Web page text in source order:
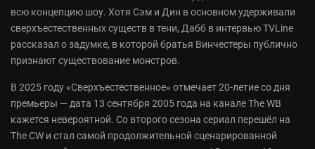
всю концепцию шоу. Хотя Сэм и Дин в основном удерживали
сверхъестественных существ в тени, Дабб в интервью TVLine
рассказал о задумке, в которой братья Винчестеры публично
признают существование монстров.
В 2025 году «Сверхъестественное» отмечает 20-летие со дня
премьеры — дата 13 сентября 2005 года на канале The WB
кажется невероятной. Со второго сезона сериал перешёл на
The CW и стал самой продолжительной сценарированной